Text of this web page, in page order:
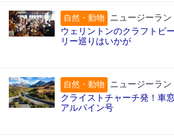
自然・動物
ニュージーラン
ウェリントンのクラフトビ
リー巡りはいかが
自然・動物
ニュージーラン
クライストチャーチ発！車
アルパイン号